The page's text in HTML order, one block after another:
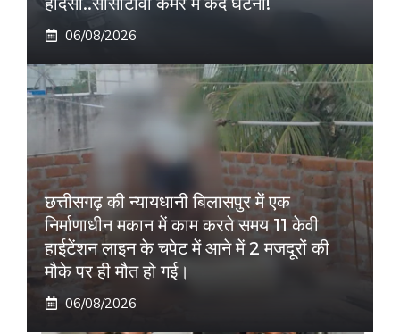
06/08/2026
छत्तीसगढ़ की न्यायधानी बिलासपुर में एक
निर्माणाधीन मकान में काम करते समय 11 केवी
हाईटेंशन लाइन के चपेट में आने में 2 मजदूरों की
मौके पर ही मौत हो गई।
06/08/2026